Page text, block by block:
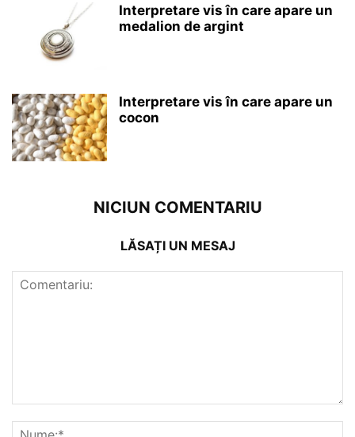
Interpretare vis în care apare un
medalion de argint
Interpretare vis în care apare un
cocon
NICIUN COMENTARIU
LĂSAȚI UN MESAJ